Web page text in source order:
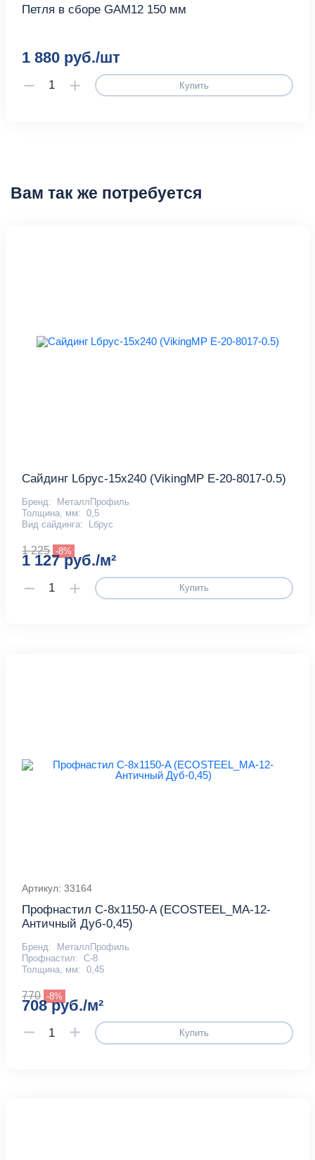
Петля в сборе GAM12 150 мм
1 880 руб./шт
Купить
Вам так же потребуется
Сайдинг Lбрус-15х240 (VikingMP E-20-8017-0.5)
Бренд:
МеталлПрофиль
Толщина, мм: 0,5
Вид сайдинга:
Lбрус
1 225 -8%
1 127 руб./м²
Купить
Артикул: 33164
Профнастил С-8x1150-A (ECOSTEEL_MA-12-
Античный Дуб-0,45)
Бренд:
МеталлПрофиль
Профнастил: С-8
Толщина, мм: 0,45
770 -8%
708 руб./м²
Купить